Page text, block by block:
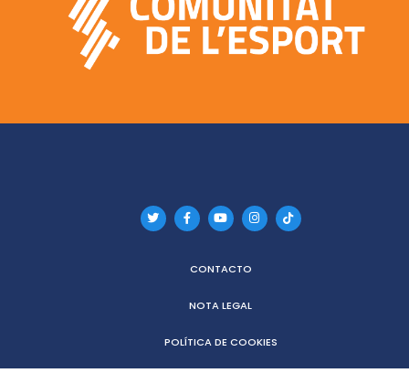
CONTACTO
NOTA LEGAL
POLÍTICA DE COOKIES